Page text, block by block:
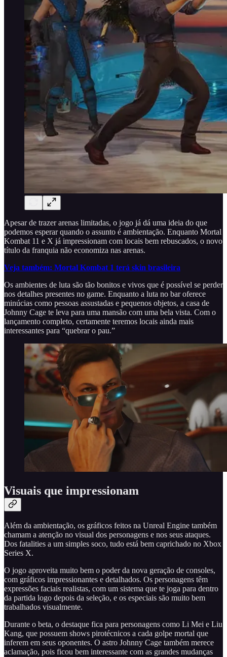
Apesar de trazer arenas limitadas, o jogo já dá uma ideia do que
podemos esperar quando o assunto é ambientação. Enquanto Mortal
Kombat 11 e X já impressionam com locais bem rebuscados, o novo
título da franquia não economiza nas arenas.
Veja também: Mortal Kombat 1 terá skin brasileira
Os ambientes de luta são tão bonitos e vivos que é possível se perder
nos detalhes presentes no game. Enquanto a luta no bar oferece
minúcias como pessoas assustadas e pequenos objetos, a casa de
Johnny Cage te leva para uma mansão com uma bela vista. Com o
lançamento completo, certamente teremos locais ainda mais
interessantes para “quebrar o pau.”
Visuais que impressionam
Além da ambientação, os gráficos feitos na Unreal Engine também
chamam a atenção no visual dos personagens e nos seus ataques.
Dos fatalities a um simples soco, tudo está bem caprichado no Xbox
Series X.
O jogo aproveita muito bem o poder da nova geração de consoles,
com gráficos impressionantes e detalhados. Os personagens têm
expressões faciais realistas, com um sistema que te joga para dentro
da partida logo depois da seleção, e os especiais são muito bem
trabalhados visualmente.
Durante o beta, o destaque fica para personagens como Li Mei e Liu
Kang, que possuem shows pirotécnicos a cada golpe mortal que
inferem em seus oponentes. O astro Johnny Cage também merece
aclamação, pois ficou bem interessante com as grandes mudanças